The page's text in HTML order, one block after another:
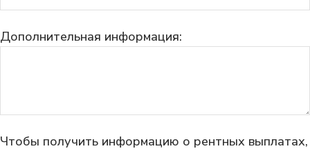
Дополнительная информация:
Чтобы получить информацию о рентных выплатах,